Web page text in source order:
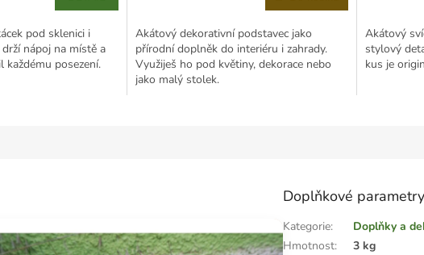
pod sklenici i
nápoj na místě a
každému posezení.
Akátový dekorativní podstavec jako
přírodní doplněk do interiéru i zahrady.
Využiješ ho pod květiny, dekorace nebo
jako malý stolek.
Akátový
stylový
kus je
Doplňkové parametry
Kategorie:
Doplňky a
Hmotnost: 3 kg